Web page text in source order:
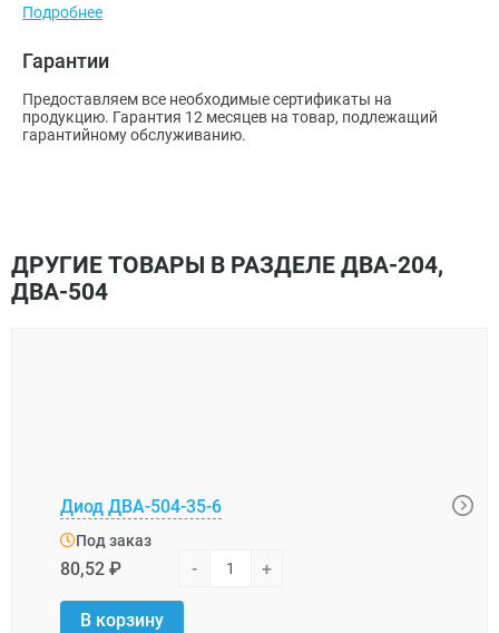
Подробнее
Гарантии
Предоставляем все необходимые сертификаты на
продукцию. Гарантия 12 месяцев на товар, подлежащий
гарантийному обслуживанию.
ДРУГИЕ ТОВАРЫ В РАЗДЕЛЕ ДВА-204,
ДВА-504
Диод ДВА-504-35-6
Под заказ
80,52 ₽ - +
В корзину